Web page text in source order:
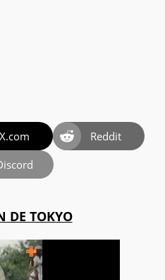
X.com
Reddit
DE TOKYO